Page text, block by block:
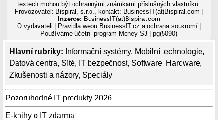
Hlavní rubriky: Informační systémy, Mobilní technologie,
Datová centra, Sítě, IT bezpečnost, Software, Hardware,
Zkušenosti a názory, Speciály
Pozoruhodné IT produkty 2026
E-knihy o IT zdarma
textech mohou být ochrannými známkami příslušných vlastníků.
Provozovatel: Bispiral, s.r.o., kontakt: BusinessIT(at)Bispiral.com |
Inzerce: BusinessIT(at)Bispiral.com
O vydavateli
Pravidla webu BusinessIT.cz a ochrana soukromí|
Používámeúčetní program Money S3 | pg(5090)